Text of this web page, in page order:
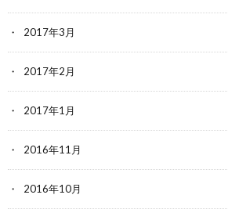
2017年3月
2017年2月
2017年1月
2016年11月
2016年10月